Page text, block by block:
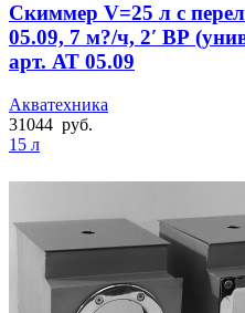
Скиммер V=25 л с
05.09, 7 м?/ч, 2′ ВР
арт. АТ 05.09
Акватехника
31044 руб.
15 л